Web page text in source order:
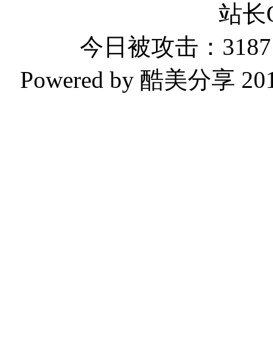
站
今日被攻击：
Powered by 酷美分享